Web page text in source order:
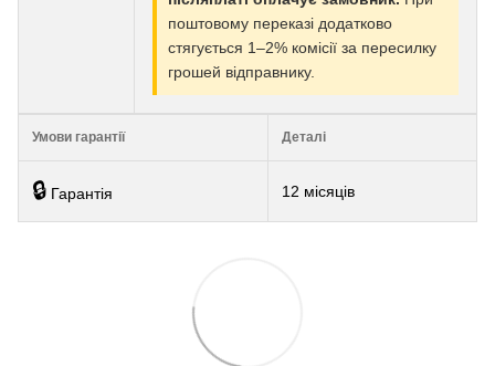
поштовому переказі додатково
стягується 1–2% комісії за пересилку
грошей відправнику.
Умови гарантії Деталі
🔒 Гарантія 12 місяців